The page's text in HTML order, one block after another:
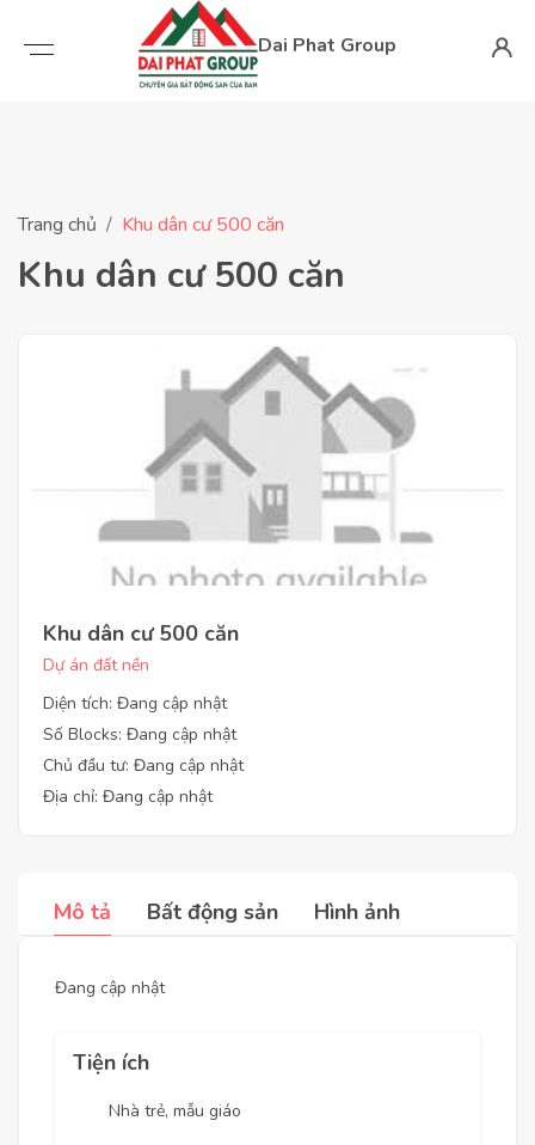
Dai Phat Group
Trang chủ Khu dân cư 500 căn
Khu dân cư 500 căn
Khu dân cư 500 căn
Dự án đất nền
Diện tích: Đang cập nhật
Số Blocks: Đang cập nhật
Chủ đầu tư: Đang cập nhật
Địa chỉ: Đang cập nhật
Mô tả Bất động sản Hình ảnh
Đang cập nhật
Tiện ích
Nhà trẻ, mẫu giáo